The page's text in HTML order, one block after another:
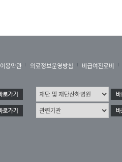
이용약관 의료정보운영방침 비급여진료비